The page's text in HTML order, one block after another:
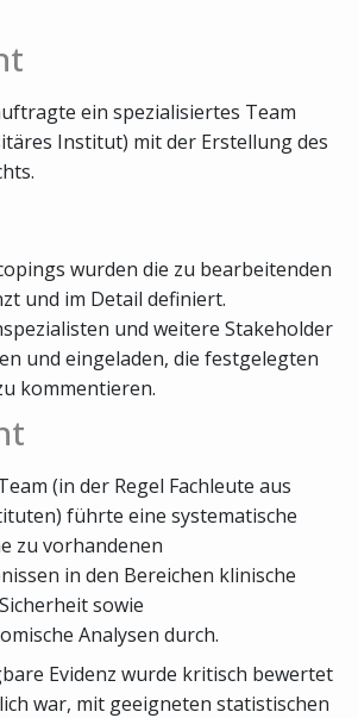
ein spezialisiertes Team
Institut) mit der Erstellung des
wurden die zu bearbeitenden
und im Detail definiert.
und weitere Stakeholder
und eingeladen, die festgelegten
kommentieren.
(in der Regel Fachleute aus
führte eine systematische
zu vorhandenen
in den Bereichen klinische
sowie
Analysen durch.
Evidenz wurde kritisch bewertet
war, mit geeigneten statistischen